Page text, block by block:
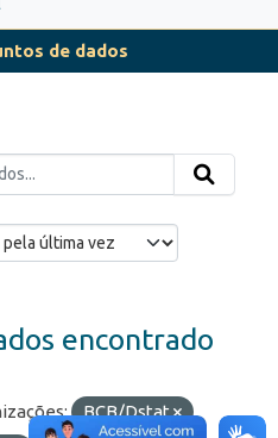
de dados
encontrado
BCB/Dstat